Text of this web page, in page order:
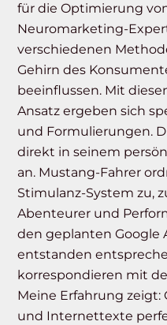
für die Optimierung
Neuromarketing-
verschiedenen
Gehirn des
beeinflussen. Mit
Ansatz ergeben sich
und Formulierungen.
direkt in seinem
an. Mustang-Fahrer
Stimulanz-System zu,
Abenteurer und
den geplanten Google
entstanden
korrespondieren mit
Meine Erfahrung zeigt:
und Internettexte